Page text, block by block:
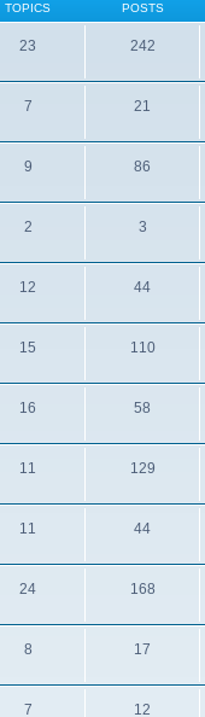
TOPICS POSTS
23 242
7 21
9 86
2 3
12 44
15 110
16 58
11 129
11 44
24 168
8 17
7 12